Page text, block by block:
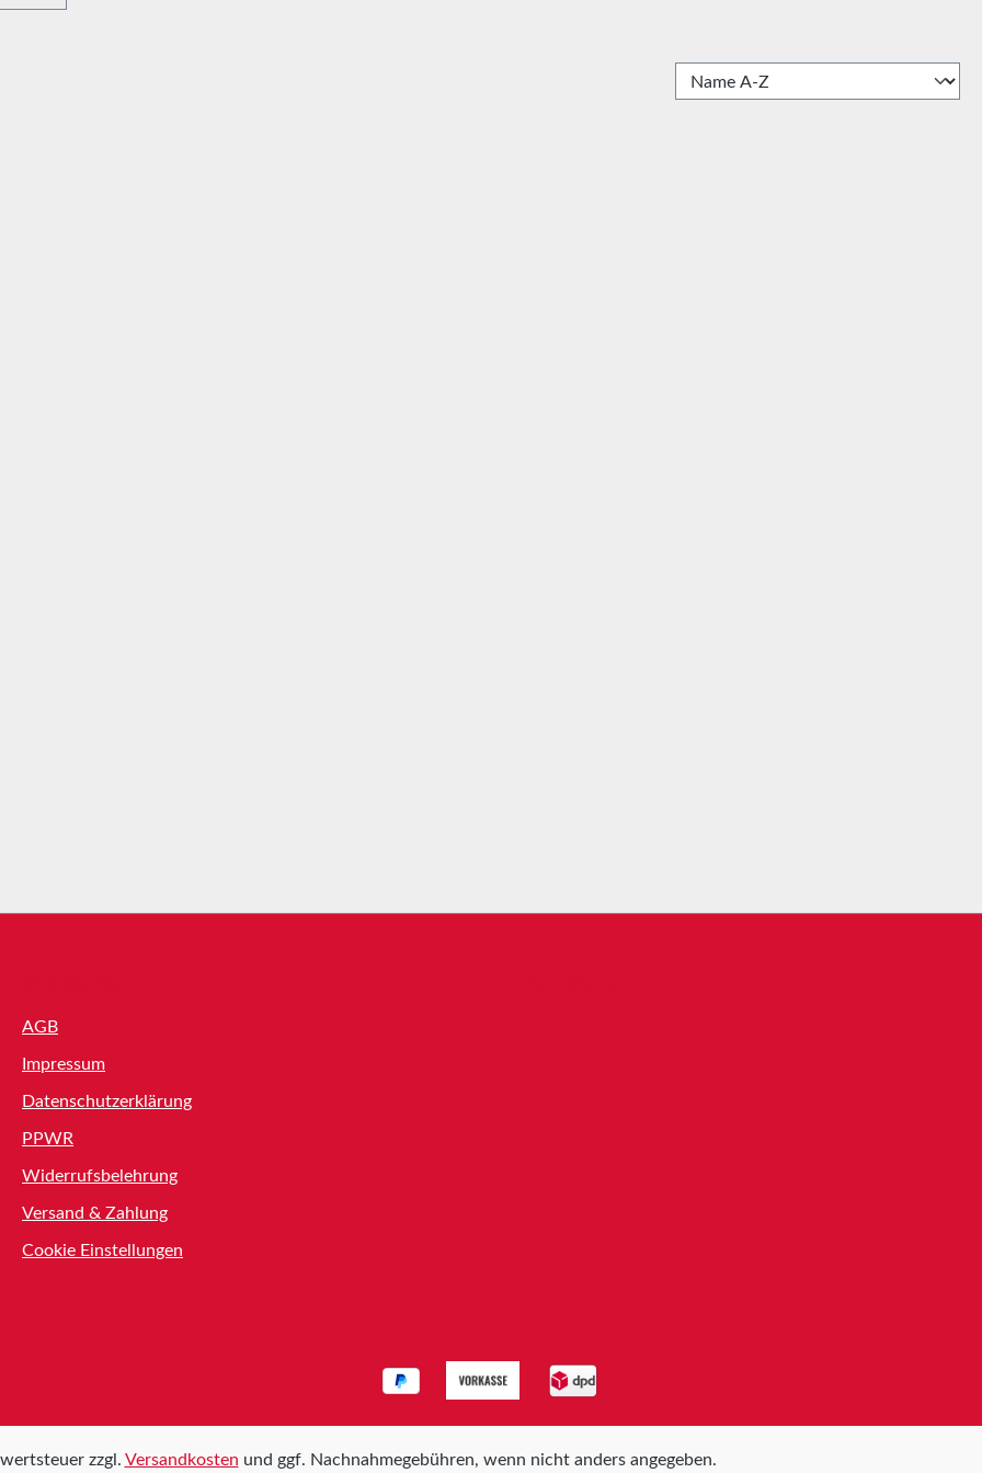
AGB
Impressum
Datenschutzerklärung
PPWR
Widerrufsbelehrung
Versand & Zahlung
Cookie Einstellungen
zzgl. Versandkosten und ggf. Nachnahmegebühren, wenn nicht anders angegeben.